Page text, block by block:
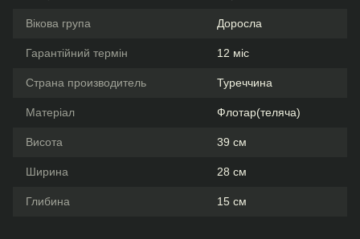
Вікова група Доросла
Гарантійний термін 12 міс
Страна производитель Туреччина
Матеріал Флотар(теляча)
Висота 39 см
Ширина 28 см
Глибина 15 см